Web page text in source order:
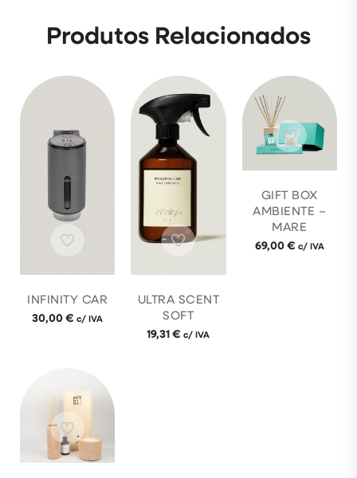
Produtos Relacionados
INFINITY CAR
30,00€ c/ IVA
ULTRA SCENT
SOFT
19,31€ c/ IVA
GIFT BOX
AMBIENTE –
MARE
69,00€ c/ IVA